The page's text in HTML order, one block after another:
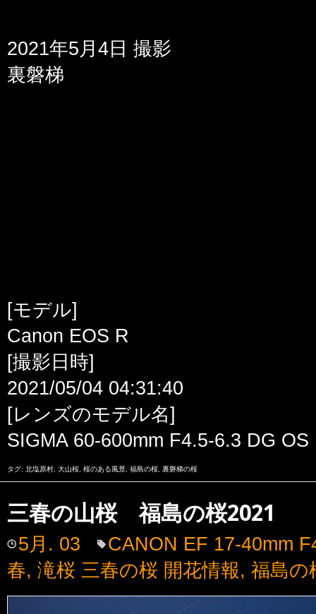
2021年5月4日 撮影
裏磐梯
[モデル]
Canon EOS R
[撮影日時]
2021/05/04 04:31:40
[レンズのモデル名]
SIGMA 60-600mm F4.5-6.3 DG
タグ: 北塩原村, 大山桜, 桜のある風景, 福島の桜, 裏磐梯の桜
三春の山桜 福島の桜2021
5月. 03
CANON EF 17-40mm
春, 滝桜 三春の桜 開花情報, 福島の